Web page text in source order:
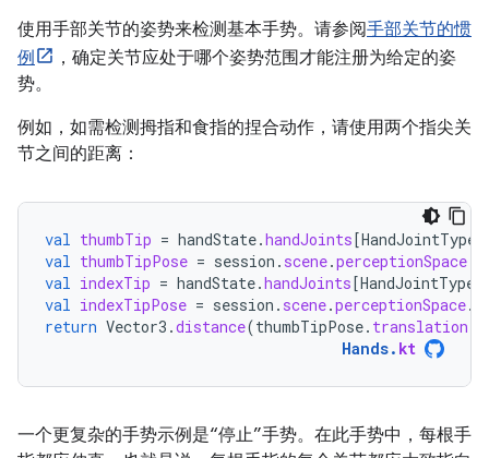
使用手部关节的姿势来检测基本手势。请参阅手部关节的惯
例
，确定关节应处于哪个姿势范围才能注册为给定的姿
势。
例如，如需检测拇指和食指的捏合动作，请使用两个指尖关
节之间的距离：
val thumbTip = handState.handJoints [HandJointType
val thumbTipPose = session . scene.perceptionSpace
val indexTip = handState.handJoints [HandJointType
val indexTipPose = session . scene.perceptionSpace.
return Vector3 .distance(thumbTipPose. translation
Hands. kt
一个更复杂的手势示例是“停止”手势。在此手势中，每根手